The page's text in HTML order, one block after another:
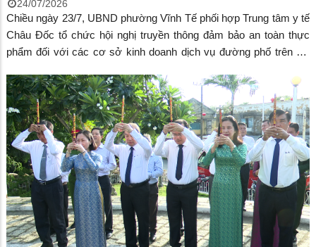
24/07/2026
Chiều ngày 23/7, UBND phường Vĩnh Tế phối hợp Trung tâm y tế
Châu Đốc tổ chức hội nghị truyền thông đảm bảo an toàn thực
phẩm đối với các cơ sở kinh doanh dịch vụ đường phố trên địa
quy định của pháp luật về an toàn thực phẩm, góp phần bảo vệ
sức khỏe người tiêu dùng và xây dựng môi trường kinh doanh
văn minh, an toàn.